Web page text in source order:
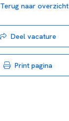
Terug naar overzicht
Deel vacature
Print pagina